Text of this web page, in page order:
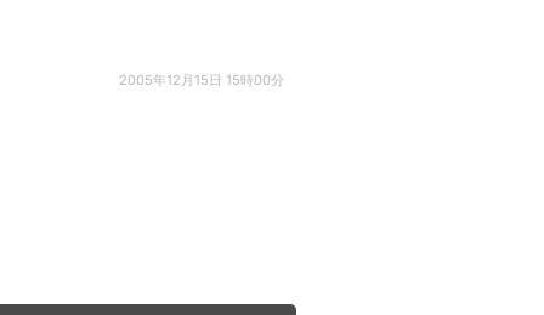
2005年12月15日 15時00分